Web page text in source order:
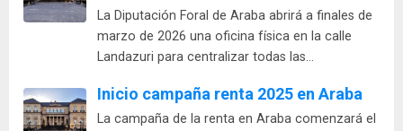
La Diputación Foral de Araba abrirá a finales de
marzo de 2026 una oficina física en la calle
Landazuri para centralizar todas las…
Inicio campaña renta 2025 en Araba
La campaña de la renta en Araba comenzará el